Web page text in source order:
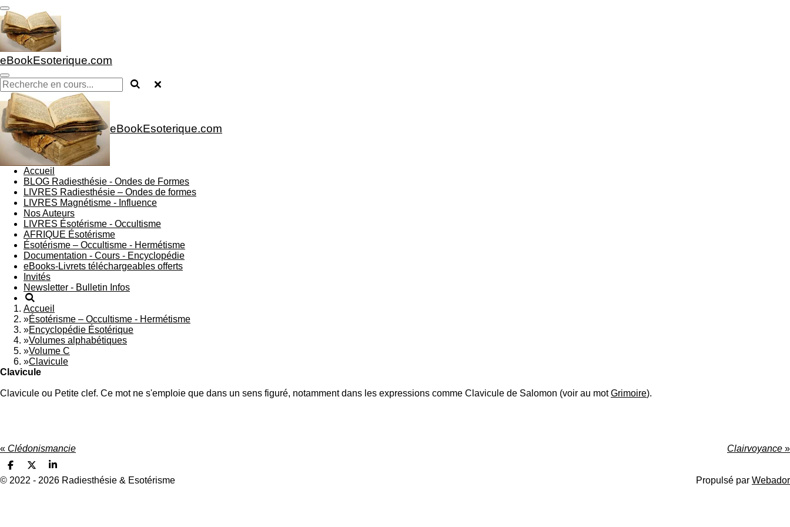
Passer
au
contenu
principal
eBookEsoterique.com
eBookEsoterique.com
Accueil
BLOG Radiesthésie - Ondes de Formes
LIVRES Radiesthésie – Ondes de formes
LIVRES Magnétisme - Influence
Nos Auteurs
LIVRES Ésotérisme - Occultisme
AFRIQUE Ésotérisme
Ésotérisme – Occultisme - Hermétisme
Documentation - Cours - Encyclopédie
eBooks-Livrets téléchargeables offerts
Invités
Newsletter - Bulletin Infos
Accueil
»Ésotérisme – Occultisme - Hermétisme
»Encyclopédie Ésotérique
»Volumes alphabétiques
»Volume C
»Clavicule
Clavicule
Clavicule ou Petite clef. Ce mot ne s'emploie que dans un sens figuré, notamment dans les expressions comme Clavicule de Salomon (voir au motGrimoire).
« Clédonismancie Clairvoyance »
P
a
P
P
a
© 2022 - 2026 Radiesthésie & Esotérisme Propulsé par Webador